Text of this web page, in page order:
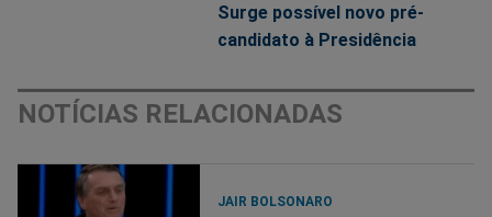
Surge possível novo pré-
candidato à Presidência
NOTÍCIAS RELACIONADAS
JAIR BOLSONARO